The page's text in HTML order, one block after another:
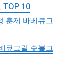
TOP 10
훈제 바베큐그
큐그릴 숯불그